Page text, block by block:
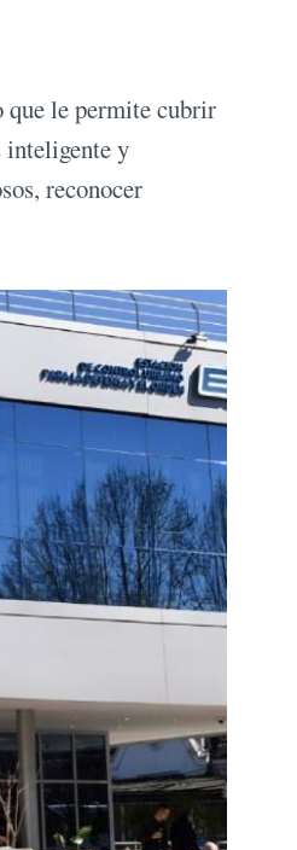
le permite cubrir
inteligente y
reconocer